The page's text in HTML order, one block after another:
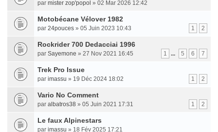
par mister zop'popol » 02 Mar 2026 12:42
Motobécane Vélover 1982
1 2
par 24pouces » 05 Juin 2023 10:43
Rockrider 700 Dedacciai 1996
1 ... 5 6 7
par Sayemone » 27 Nov 2021 16:45
Trek Pro Issue
1 2
par imassu » 19 Déc 2024 18:02
Vario No Comment
1 2
par albatros38 » 05 Juin 2021 17:31
Le faux Alpinestars
par imassu » 18 Fév 2025 17:21